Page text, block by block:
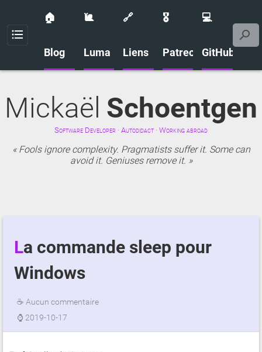
Menu
🏠
Blog
🐌
Luma
🔗
Liens
🎖️
Patreon
💻
GitHub
Mickaël Schoentgen
Software Developer · Autodidact · Working abroad
Fools ignore complexity. Pragmatists suffer it. Some can
avoid it. Geniuses remove it.
La commande sleep pour
Windows
☕ Aucun commentaire
⌚ 2019-10-17